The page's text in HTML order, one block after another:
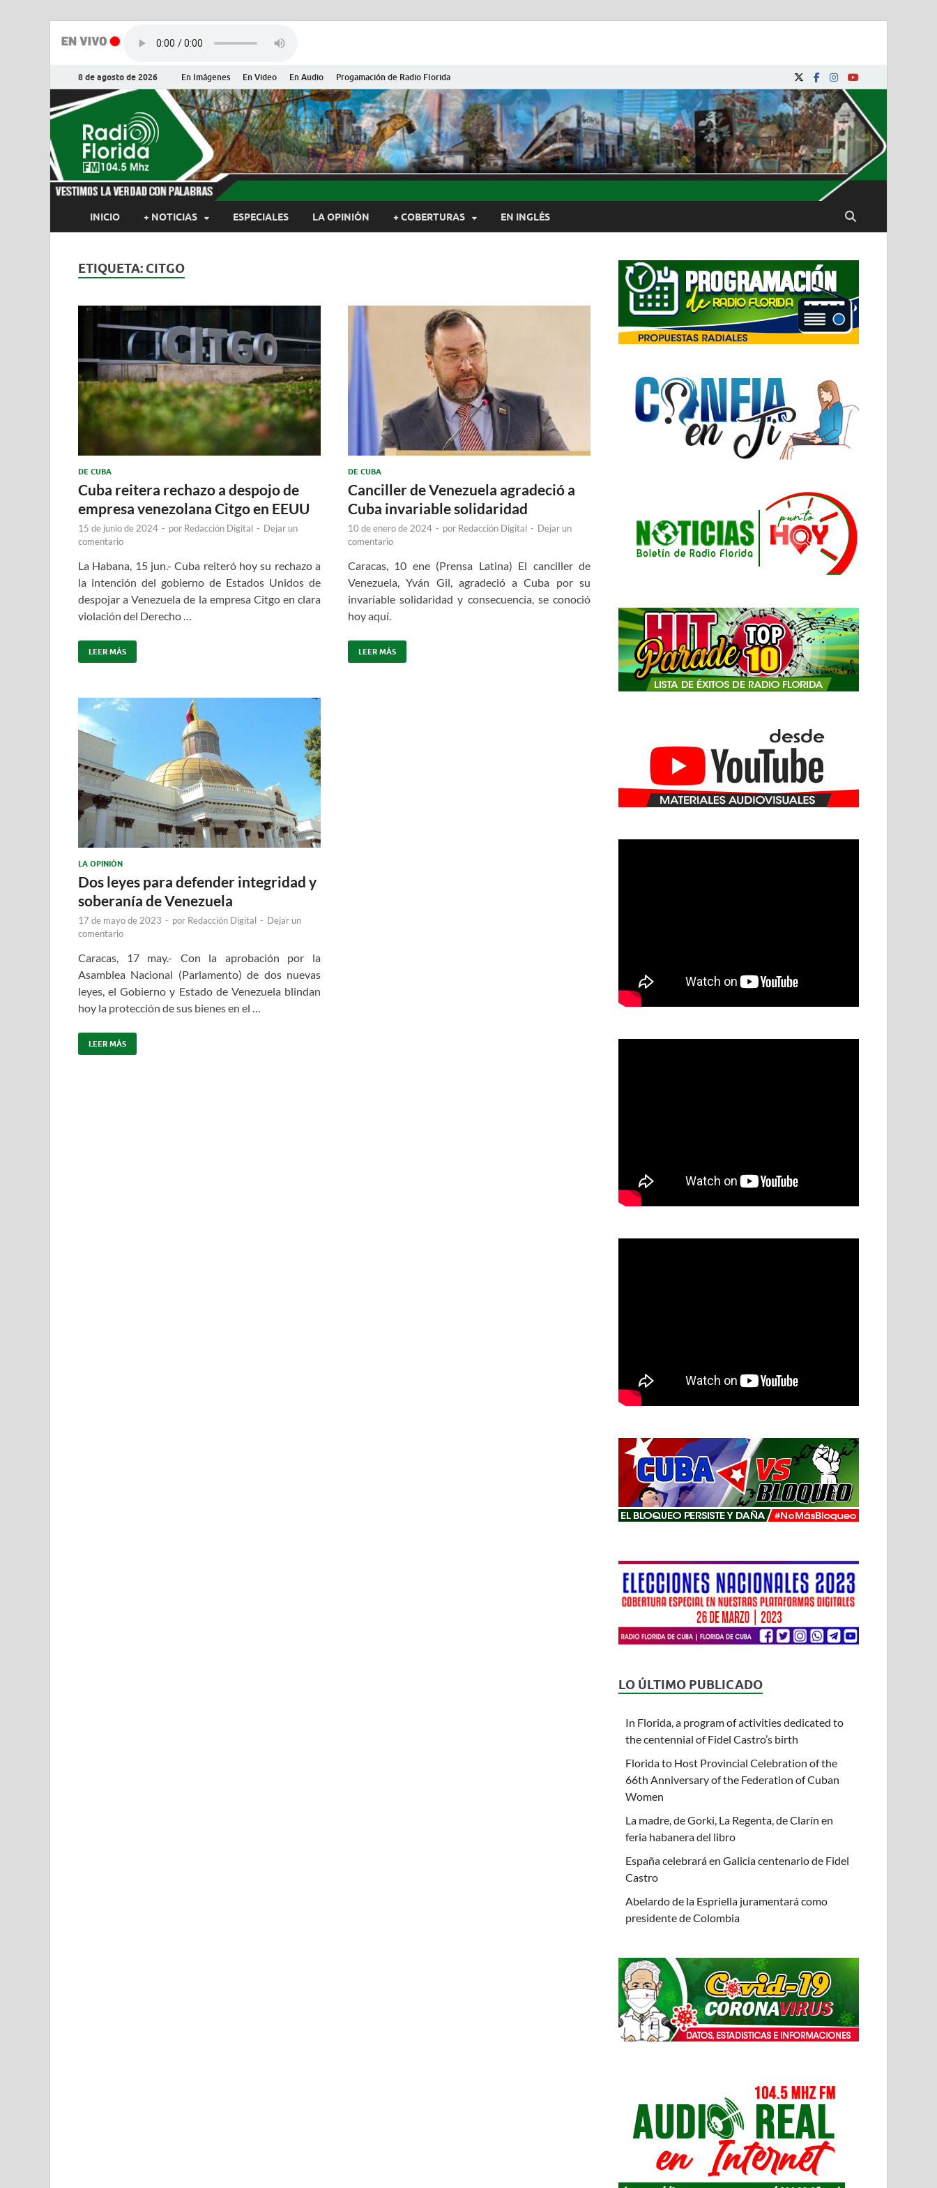
8 de agosto de 2026 En Imágenes En Video En Audio Progamación de Radio Florida
Radio Florida de Cuba
Noticias y Actualidades de Florida, Camagüey, Cuba
INICIO + NOTICIAS ESPECIALES LA OPINIÓN + COBERTURAS EN INGLÉS
ETIQUETA: CITGO
DE CUBA
Cuba reitera rechazo a despojo de
empresa venezolana Citgo en EEUU
15 de junio de 2024 - por Redacción Digital - Dejar un
comentario
La Habana, 15 jun.- Cuba reiteró hoy su rechazo a
la intención del gobierno de Estados Unidos de
despojar a Venezuela de la empresa Citgo en clara
violación del Derecho …
LEER MÁS
DE CUBA
Canciller de Venezuela agradeció a
Cuba invariable solidaridad
10 de enero de 2024 - por Redacción Digital - Dejar un
comentario
Caracas, 10 ene (Prensa Latina) El canciller de
Venezuela, Yván Gil, agradeció a Cuba por su
invariable solidaridad y consecuencia, se conoció
hoy aquí.
LEER MÁS
LA OPINIÓN
Dos leyes para defender integridad y
soberanía de Venezuela
17 de mayo de 2023 - por Redacción Digital - Dejar un
comentario
Caracas, 17 may.- Con la aprobación por la
Asamblea Nacional (Parlamento) de dos nuevas
leyes, el Gobierno y Estado de Venezuela blindan
hoy la protección de sus bienes en el …
LEER MÁS
LO ÚLTIMO PUBLICADO
In Florida, a program of activities dedicated to
the centennial of Fidel Castro’s birth
Florida to Host Provincial Celebration of the
66th Anniversary of the Federation of Cuban
Women
La madre, de Gorki, La Regenta, de Clarín en
feria habanera del libro
España celebrará en Galicia centenario de Fidel
Castro
Abelardo de la Espriella juramentará como
presidente de Colombia